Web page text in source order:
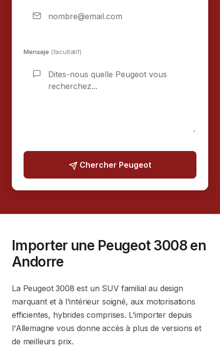
Mensaje (facultatif)
Chercher Peugeot
Importer une Peugeot 3008 en
Andorre
La Peugeot 3008 est un SUV familial au design
marquant et à l'intérieur soigné, aux motorisations
efficientes, hybrides comprises. L'importer depuis
l'Allemagne vous donne accès à plus de versions et
de meilleurs prix.